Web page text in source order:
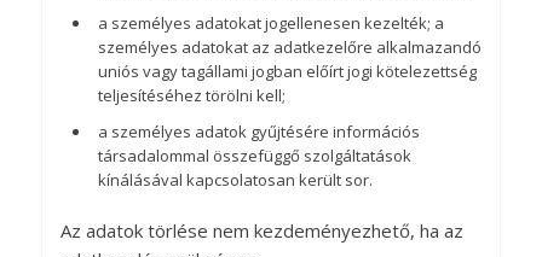
a személyes adatokat jogellenesen kezelték; a
személyes adatokat az adatkezelőre alkalmazandó
uniós vagy tagállami jogban előírt jogi kötelezettség
teljesítéséhez törölni kell;
a személyes adatok gyűjtésére információs
társadalommal összefüggő szolgáltatások
kínálásával kapcsolatosan került sor.
Az adatok törlése nem kezdeményezhető, ha az